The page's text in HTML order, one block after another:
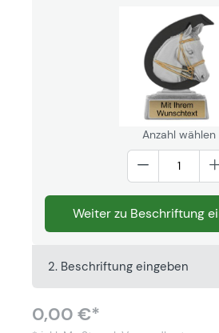
Anzahl wählen
Weiter zu Beschriftung
2. Beschriftung eingeben
0,00 €*